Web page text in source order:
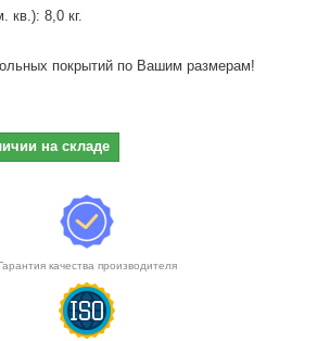
кв.): 8,0 кг.
покрытий по Вашим размерам!
на складе
Гарантия качества производителя